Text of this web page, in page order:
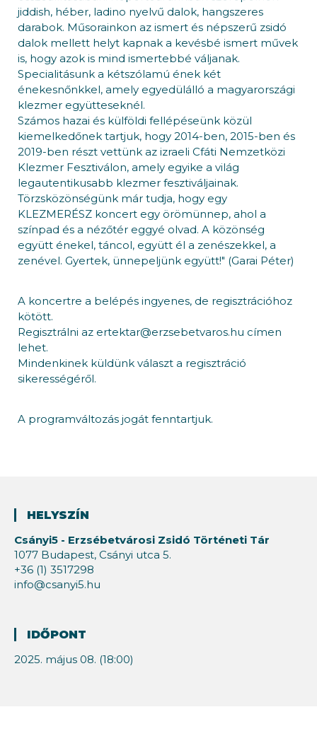
jiddish, héber, ladino nyelvű dalok, hangszeres
darabok. Műsorainkon az ismert és népszerű zsidó
dalok mellett helyt kapnak a kevésbé ismert művek
is, hogy azok is mind ismertebbé váljanak.
Specialitásunk a kétszólamú ének két
énekesnőnkkel, amely egyedülálló a magyarországi
klezmer együtteseknél.
Számos hazai és külföldi fellépéseünk közül
kiemelkedőnek tartjuk, hogy 2014-ben, 2015-ben és
2019-ben részt vettünk az izraeli Cfáti Nemzetközi
Klezmer Fesztiválon, amely egyike a világ
legautentikusabb klezmer fesztiváljainak.
Törzsközönségünk már tudja, hogy egy
KLEZMERÉSZ koncert egy örömünnep, ahol a
színpad és a nézőtér eggyé olvad. A közönség
együtt énekel, táncol, együtt él a zenészekkel, a
zenével. Gyertek, ünnepeljünk együtt!" (Garai Péter)
A koncertre a belépés ingyenes, de regisztrációhoz
kötött.
Regisztrálni az ertektar@erzsebetvaros.hu címen
lehet.
Mindenkinek küldünk választ a regisztráció
sikerességéről.
A programváltozás jogát fenntartjuk.
HELYSZÍN
Csányi5 - Erzsébetvárosi Zsidó Történeti Tár
1077 Budapest, Csányi utca 5.
+36 (1) 3517298
info@csanyi5.hu
IDŐPONT
2025. május 08. (18:00)